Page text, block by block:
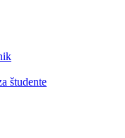
študente